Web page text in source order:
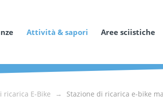
Attività & sapori Aree sciistiche
ricarica E-Bike Stazione di ricarica e-bike